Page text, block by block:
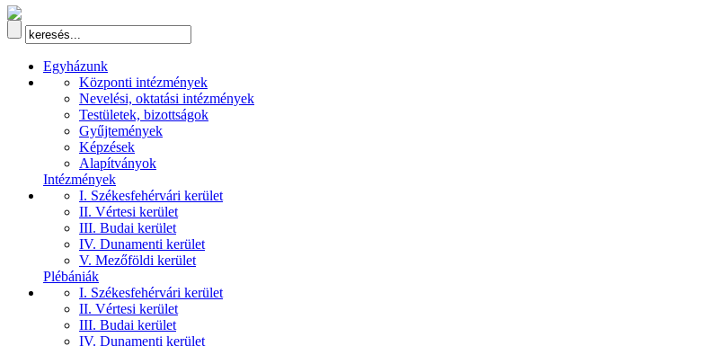
Egyházunk
Központi intézmények
Nevelési, oktatási intézmények
Testületek, bizottságok
Gyűjtemények
Képzések
Alapítványok
Intézmények
I. Székesfehérvári kerület
II. Vértesi kerület
III. Budai kerület
IV. Dunamenti kerület
V. Mezőföldi kerület
Plébániák
I. Székesfehérvári kerület
II. Vértesi kerület
III. Budai kerület
IV. Dunamenti kerület